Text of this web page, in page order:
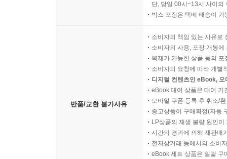
단, 당일 00시~13시 사이의
박스 포장은 택배 배송이
반품/교환 불가사유
소비자의 책임 있는 사유로
소비자의 사용, 포장 개봉
복제가 가능한 상품 등의
소비자의 요청에 따라 개별
디지털 컨텐츠인 eBook,
eBook 대여 상품은 대여 기
모바일 쿠폰 등록 후 취소/
중고상품이 구매확정(자동
LP상품의 재생 불량 원인
시간의 경과에 의해 재판매
전자상거래 등에서의 소비
eBook 세트 상품은 일괄 구